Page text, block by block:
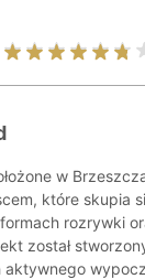
w
które skupia
rozrywki
został
aktywnego